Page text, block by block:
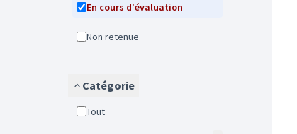
En cours d'évaluation
Non retenue
Catégorie
Tout